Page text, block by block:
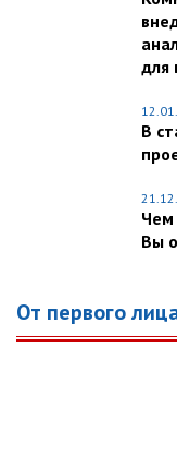
для
В
Чем
Вы
От первого